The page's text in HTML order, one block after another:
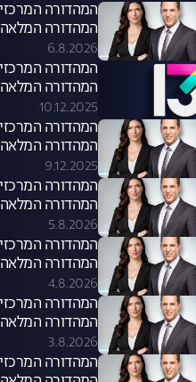
המהדורה המלאה
6.8.2026
המהדורה המלאה
10.12.2025
המהדורה המלאה
9.12.2025
המהדורה המלאה
5.8.2026
המהדורה המלאה
4.8.2026
המהדורה המלאה
3.8.2026